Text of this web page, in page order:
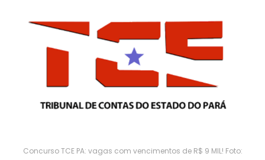
Concurso TCE PA: vagas com vencimentos de R$ 9 MIL! Foto: